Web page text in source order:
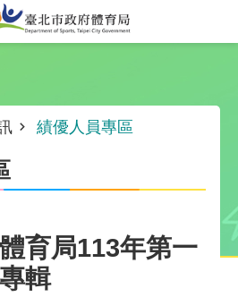
績優人員專區
育局113年第一
輯